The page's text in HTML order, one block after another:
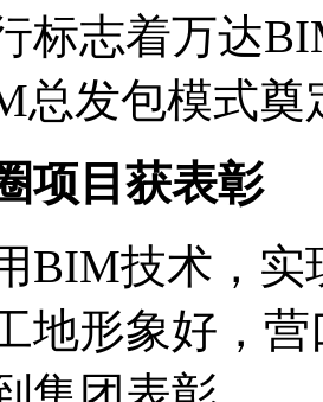
标志着万达
总发包模式奠
项目获表彰
BIM技术，
地形象好，